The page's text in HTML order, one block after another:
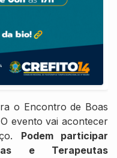
o Encontro de Boas
evento vai acontecer
Podem participar
e Terapeutas